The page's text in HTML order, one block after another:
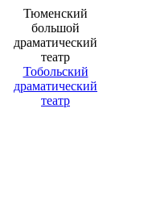
Тюменский
большой
драматический
театр
Тобольский
драматический
театр